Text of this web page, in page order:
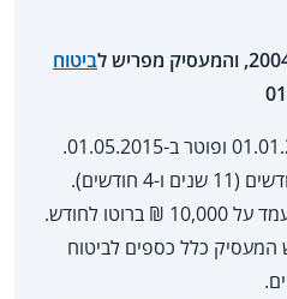
ביטוח
לחודש.
הפריש המעסיק כלל כספים לביטוח